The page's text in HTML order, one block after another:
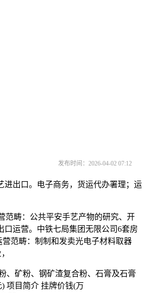
发布时间：2026-04-02 07:12
出口。电子商务，货运代办署理；运
畴：公共平安手艺产物的研究、开
运营。中铁七局集团无限公司6套房
范畴：制制和发卖光电子材料取器
矿粉、钢矿渣复合粉、石膏及石膏
项目简介 挂牌价钱(万